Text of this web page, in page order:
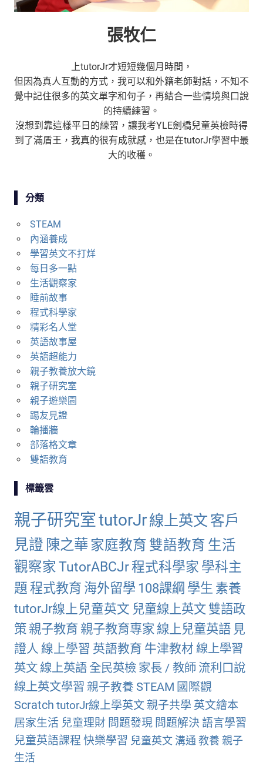
張牧仁
上tutorJr才短短幾個月時間，
但因為真人互動的方式，我可以和外籍老師對話，不知不
覺中記住很多的英文單字和句子，再結合一些情境與口說
的持續練習。
沒想到靠這樣平日的練習，讓我考YLE劍橋兒童英檢時得
到了滿盾王，我真的很有成就感，也是在tutorJr學習中最
大的收穫。
分類
STEAM
內涵養成
學習英文不打烊
每日多一點
生活觀察家
睡前故事
程式科學家
精彩名人堂
英語故事屋
英語超能力
親子教養放大鏡
親子研究室
親子遊樂園
踢友見證
輪播牆
部落格文章
雙語教育
標籤雲
親子研究室tutorJr線上英文 客戶
見證 陳之華 家庭教育 雙語教育 生活
觀察家 TutorABCJr程式科學家 學科主
題程式教育 海外留學 108課綱 學生 素養
tutorJr線上兒童英文 兒童線上英文 雙語政
策 親子教育 親子教育專家 線上兒童英語 見
證人 線上學習 英語教育 牛津教材 線上學習
英文 線上英語 全民英檢 家長 / 教師 流利口說
線上英文學習 親子教養 STEAM 國際觀
Scratch tutorJr線上學英文 親子共學 英文繪本
居家生活 兒童理財 問題發現 問題解決語言學習
兒童英語課程 快樂學習 兒童英文 溝通 教養 親子
生活